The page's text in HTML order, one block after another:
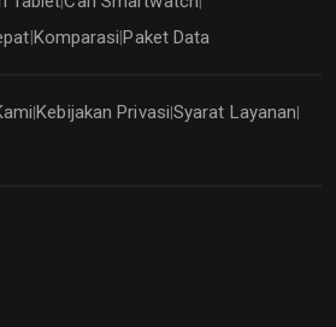
Komparasi Paket Data
Kebijakan Privasi Syarat Layanan